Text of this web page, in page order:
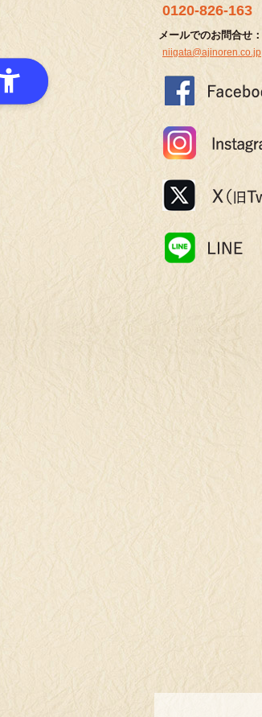
0120-826-163
メールでのお問合せ：
niigata@ajinoren.co.jp